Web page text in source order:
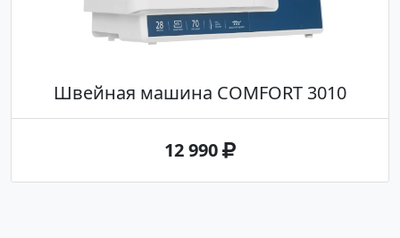
Швейная машина COMFORT 3010
12 990